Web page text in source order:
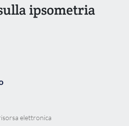
ipsometria
elettronica